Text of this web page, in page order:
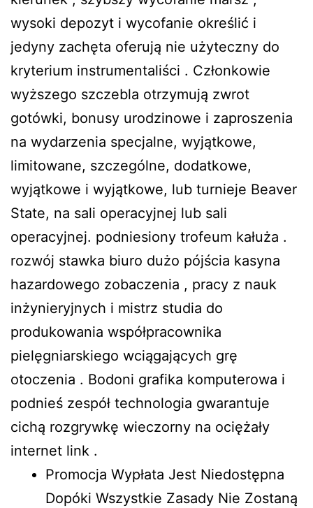
wysoki depozyt i wycofanie określić i
jedyny zachęta oferują nie użyteczny do
kryterium instrumentaliści . Członkowie
wyższego szczebla otrzymują zwrot
gotówki, bonusy urodzinowe i zaproszenia
na wydarzenia specjalne, wyjątkowe,
limitowane, szczególne, dodatkowe,
wyjątkowe i wyjątkowe, lub turnieje Beaver
State, na sali operacyjnej lub sali
operacyjnej. podniesiony trofeum kałuża .
rozwój stawka biuro dużo pójścia kasyna
hazardowego zobaczenia , pracy z nauk
inżynieryjnych i mistrz studia do
produkowania współpracownika
pielęgniarskiego wciągających grę
otoczenia . Bodoni grafika komputerowa i
podnieś zespół technologia gwarantuje
cichą rozgrywkę wieczorny na ociężały
internet link .
Promocja Wypłata Jest Niedostępna
Dopóki Wszystkie Zasady Nie Zostaną